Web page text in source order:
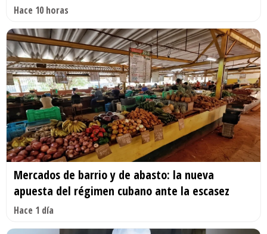
Hace 10 horas
Mercados de barrio y de abasto: la nueva
apuesta del régimen cubano ante la escasez
Hace 1 día